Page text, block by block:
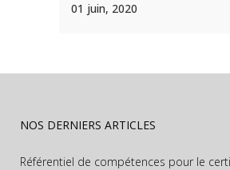
01 juin, 2020
NOS DERNIERS ARTICLES
Référentiel de compétences pour le